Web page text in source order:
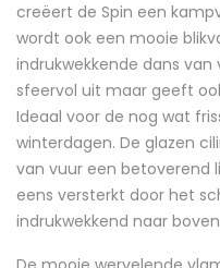
creëert de Spin een
wordt ook een mooie
indrukwekkende dans
sfeervol uit maar geeft
Ideaal voor de nog wat
winterdagen. De glazen
van vuur een
eens versterkt door het
indrukwekkend naar